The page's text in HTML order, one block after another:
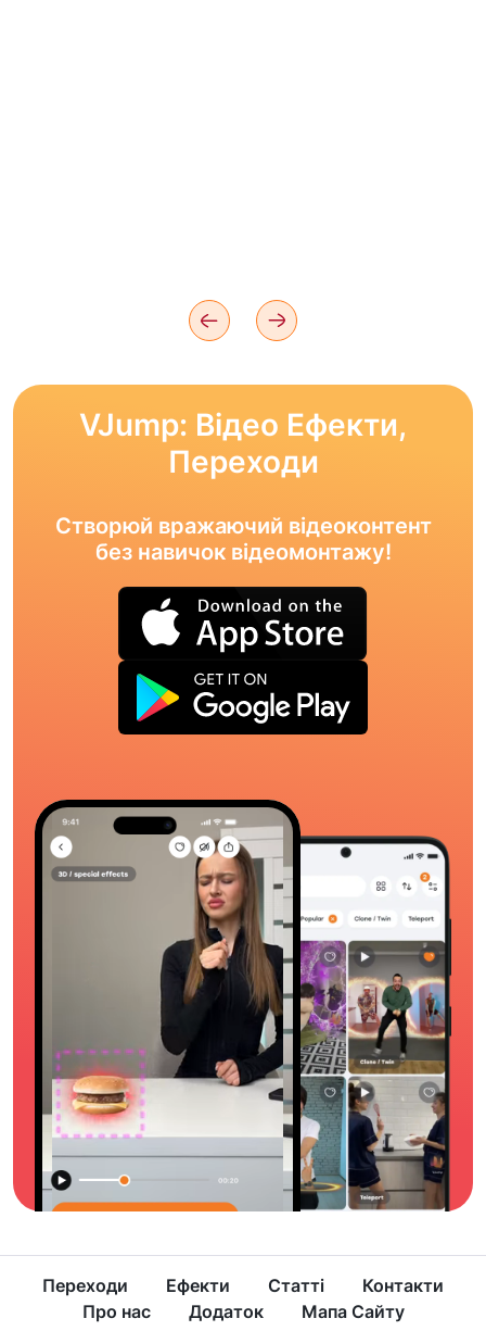
VJump: Відео Ефекти,
Переходи
Створюй вражаючий відеоконтент
без навичок відеомонтажу!
Переходи Ефекти Статті
Контакти
Про нас
Додаток Мапа Сайту